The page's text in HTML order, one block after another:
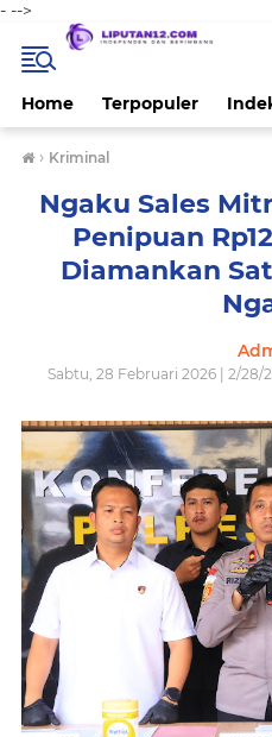
- -->
Home Terpopuler
› Kriminal
Ngaku Sales
Penipuan
Diamankan
Sabtu, 28 Februari 2026 | 2/28/